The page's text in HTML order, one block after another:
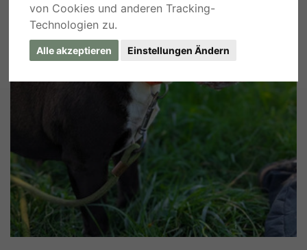
von Cookies und anderen Tracking-
Technologien zu.
Alle akzeptieren Einstellungen Ändern